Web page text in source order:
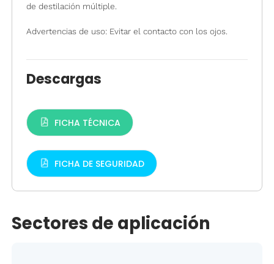
de destilación múltiple.
Advertencias de uso: Evitar el contacto con los ojos.
Descargas
FICHA TÉCNICA
FICHA DE SEGURIDAD
Sectores de aplicación